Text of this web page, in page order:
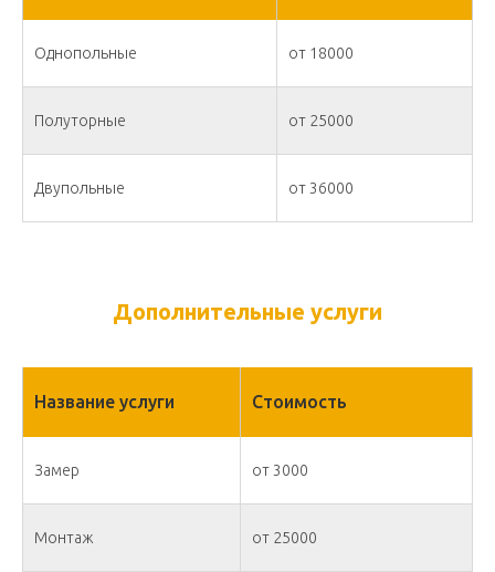
Однопольные от 18000
Полуторные от 25000
Двупольные от 36000
Дополнительные услуги
Название услуги Стоимость
Замер от 3000
Монтаж от 25000